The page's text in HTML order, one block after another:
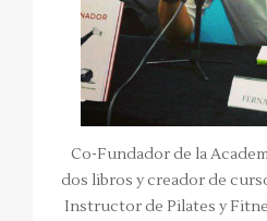
Co-Fundador de la
dos libros y creador de
Instructor de Pilates y